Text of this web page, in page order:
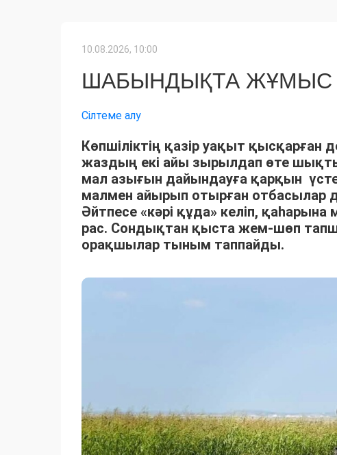
10.08.2026, 10:00
ШАБЫНДЫҚТА ЖҰМЫС
Сілтеме алу
Көпшіліктің қазір уақыт қысқарған
жаздың екі айы зырылдап өте
мал азығын дайындауға қарқын
малмен айырып отырған отбасылар
Әйтпесе «кәрі құда» келіп,
рас. Сондықтан қыста жем-шөп
орақшылар тыным таппайды.